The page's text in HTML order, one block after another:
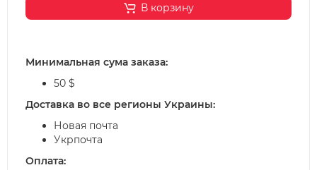
В корзину
Минимальная сума заказа:
50 $
Доставка во все регионы Украины:
Новая почта
Укрпочта
Оплата: